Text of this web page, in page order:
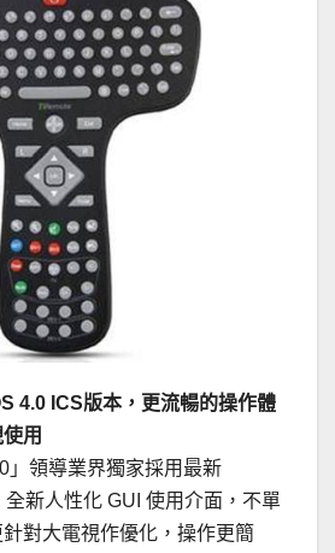
4.0 ICS版本，更流暢的操作體
用
」領導業界獨家採用最新
新人性化 GUI 使用介面，不單
對大電視作優化，操作更簡